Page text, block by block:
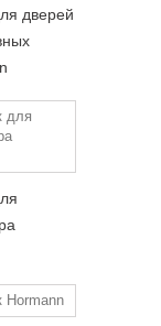
дверей